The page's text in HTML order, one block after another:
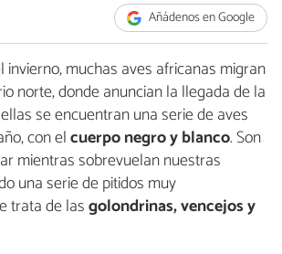
Añádenos en Google
invierno, muchas aves africanas migran
norte, donde anuncian la llegada de la
se encuentran una serie de aves
con elcuerpo negro y blanco. Son
mientras sobrevuelan nuestras
una serie de pitidos muy
trata de lasgolondrinas, vencejos y